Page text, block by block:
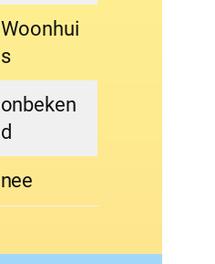
Woonhui
s
onbeken
d
nee